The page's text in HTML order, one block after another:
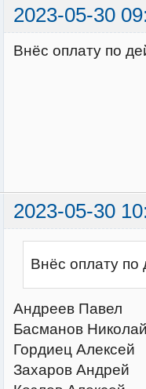
2023-05-30
Внёс оплату по
2023-05-30
Внёс оплату
Андреев Павел
Басманов
Гордиец Алексей
Захаров Андрей